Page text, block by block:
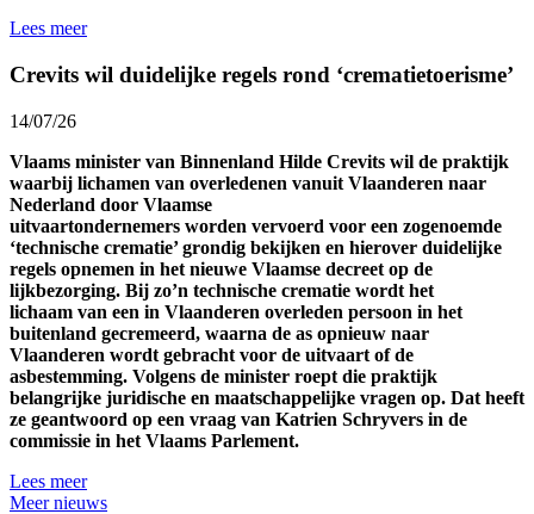
Lees meer
Crevits wil duidelijke regels rond ‘crematietoerisme’
14/07/26
Vlaams minister van Binnenland Hilde Crevits wil de praktijk
waarbij lichamen van overledenen vanuit Vlaanderen naar
Nederland door Vlaamse
uitvaartondernemers worden vervoerd voor een zogenoemde
‘technische crematie’ grondig bekijken en hierover duidelijke
regels opnemen in het nieuwe Vlaamse decreet op de
lijkbezorging. Bij zo’n technische crematie wordt het
lichaam van een in Vlaanderen overleden persoon in het
buitenland gecremeerd, waarna de as opnieuw naar
Vlaanderen wordt gebracht voor de uitvaart of de
asbestemming. Volgens de minister roept die praktijk
belangrijke juridische en maatschappelijke vragen op. Dat heeft
ze geantwoord op een vraag van Katrien Schryvers in de
commissie in het Vlaams Parlement.
Lees meer
Meer nieuws